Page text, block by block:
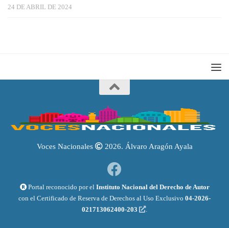
24 DE ABRIL DE 2024
Voces Nacionales 2026. Álvaro Aragón Ayala
Portal reconocido por el Instituto Nacional del Derecho de Autor
con el Certificado de Reserva de Derechos al Uso Exclusivo 04-2026-
021713062400-203
.